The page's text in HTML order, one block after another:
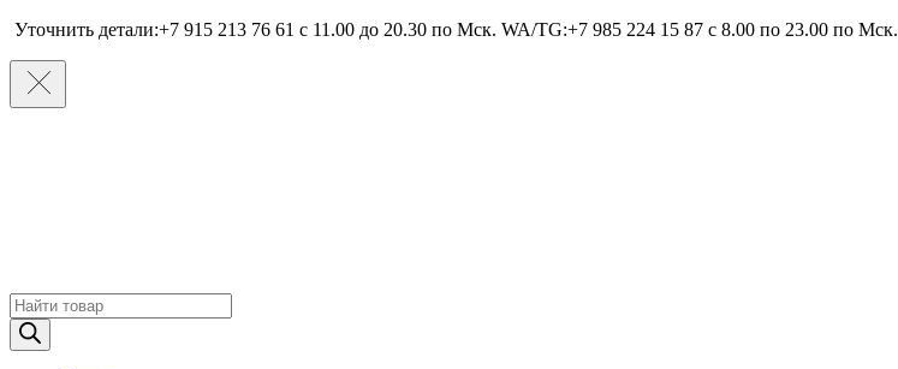
Уточнить детали:+7 915 213 76 61 c 11.00 до 20.30 по Мcк. WA/TG:+7 985 224 15 87 c 8.00 по 23.00 по Мcк.
Поиск
товаров